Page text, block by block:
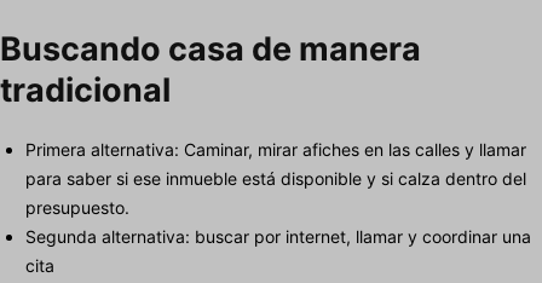
Buscando casa de manera
tradicional
Primera alternativa: Caminar, mirar afiches en las calles y llamar
para saber si ese inmueble está disponible y si calza dentro del
presupuesto.
Segunda alternativa: buscar por internet, llamar y coordinar una
cita